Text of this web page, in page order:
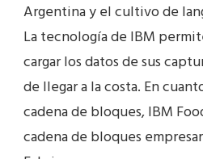
Argentina y el cultivo de
La tecnología de IBM
cargar los datos de sus
de llegar a la costa. En
cadena de bloques, IBM
cadena de bloques